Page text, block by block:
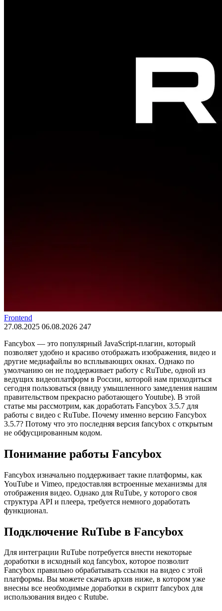
Frontend
27.08.2025 06.08.2026 247
Fancybox — это популярный JavaScript-плагин, который
позволяет удобно и красиво отображать изображения, видео и
другие медиафайлы во всплывающих окнах. Однако по
умолчанию он не поддерживает работу с RuTube, одной из
ведущих видеоплатформ в России, которой нам приходиться
сегодня пользоваться (ввиду умышленного замедления нашим
правительством прекрасно работающего Youtube). В этой
статье мы рассмотрим, как доработать Fancybox 3.5.7 для
работы с видео с RuTube. Почему именно версию Fancybox
3.5.7? Потому что это последняя версия fancybox с открытым
не обфусцированным кодом.
Понимание работы Fancybox
Fancybox изначально поддерживает такие платформы, как
YouTube и Vimeo, предоставляя встроенные механизмы для
отображения видео. Однако для RuTube, у которого своя
структура API и плеера, требуется немного доработать
функционал.
Подключение RuTube в Fancybox
Для интеграции RuTube потребуется внести некоторые
доработки в исходный код fancybox, которое позволит
Fancybox правильно обрабатывать ссылки на видео с этой
платформы. Вы можете скачать архив ниже, в котором уже
внесны все необходимые доработки в скрипт fancybox для
использования видео с Rutube.